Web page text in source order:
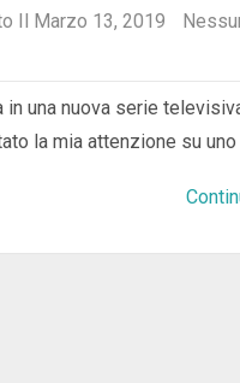
Il Marzo 13, 2019
una nuova serie
la mia attenzione su